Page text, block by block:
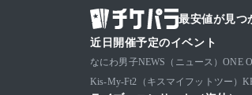
最安値が見つ
近日開催予定のイベント
なにわ男子NEWS（ニュース）ONE
Kis-My-Ft2（キスマイフットツー）